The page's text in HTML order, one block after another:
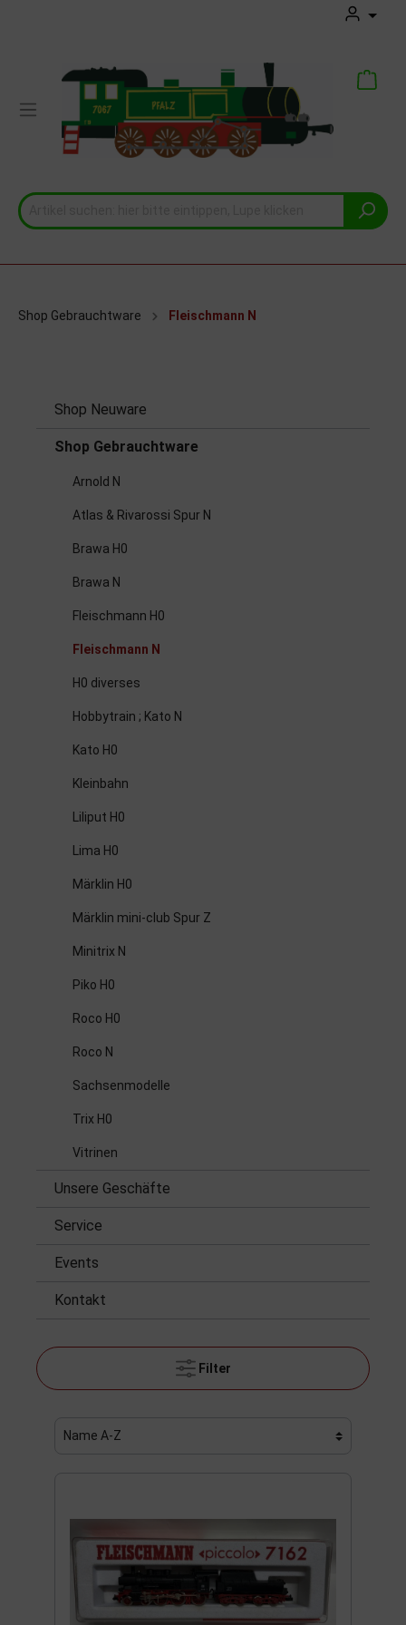
Shop Gebrauchtware Fleischmann N
Shop Neuware
Shop Gebrauchtware
Arnold N
Atlas & Rivarossi Spur N
Brawa H0
Brawa N
Fleischmann H0
Fleischmann N
H0 diverses
Hobbytrain ; Kato N
Kato H0
Kleinbahn
Liliput H0
Lima H0
Märklin H0
Märklin mini-club Spur Z
Minitrix N
Piko H0
Roco H0
Roco N
Sachsenmodelle
Trix H0
Vitrinen
Unsere Geschäfte
Service
Events
Kontakt
Filter